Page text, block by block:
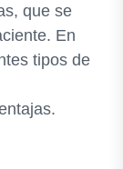
que se
En
tipos de